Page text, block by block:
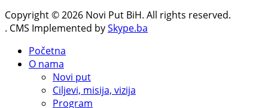
Copyright © 2026 Novi Put BiH. All rights reserved.
. CMS Implemented bySkype.ba
Početna
O nama
Novi put
Ciljevi, misija, vizija
Program